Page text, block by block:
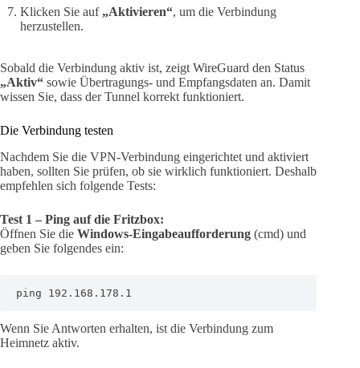
Klicken Sie auf „Aktivieren“, um die Verbindung
herzustellen.
Sobald die Verbindung aktiv ist, zeigt WireGuard den Status
„Aktiv“ sowie Übertragungs- und Empfangsdaten an. Damit
wissen Sie, dass der Tunnel korrekt funktioniert.
Die Verbindung testen
Nachdem Sie die VPN-Verbindung eingerichtet und aktiviert
haben, sollten Sie prüfen, ob sie wirklich funktioniert. Deshalb
empfehlen sich folgende Tests:
Test 1 – Ping auf die Fritzbox:
Öffnen Sie die Windows-Eingabeaufforderung (cmd) und
geben Sie folgendes ein:
ping 192.168.178.1
Wenn Sie Antworten erhalten, ist die Verbindung zum
Heimnetz aktiv.